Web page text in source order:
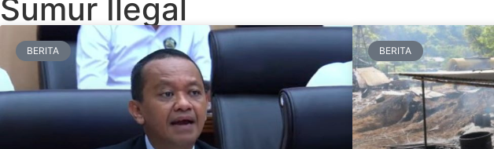
Sumur Ilegal
BERITA BERITA